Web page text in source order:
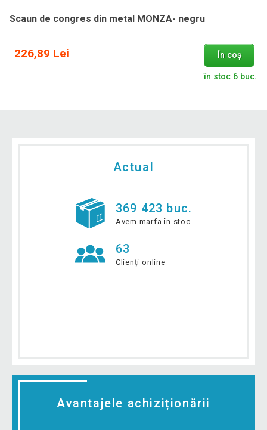
Scaun de congres din metal MONZA- negru
226,89 Lei În coș
în stoc 6 buc.
Actual
369 423 buc.
Avem marfa în stoc
63
Clienți online
Avantajele achiziționării